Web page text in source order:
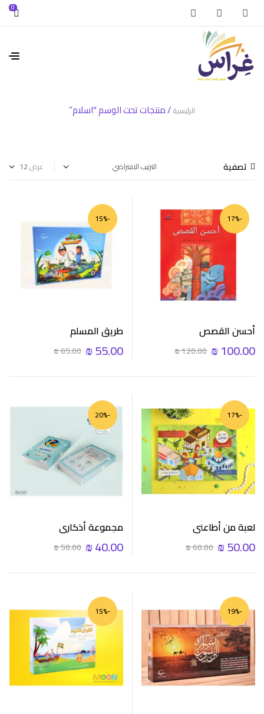
0
الرئيسية/ منتجات تحت الوسم “اسلام”
تصفية عرض
-17%
أحسن القصص
₪120.00 ₪100.00
-15%
طريق المسلم
₪65.00 ₪55.00
-17%
لعبة من أطاعني
₪60.00 ₪50.00
-20%
مجموعة أذكاري
₪50.00 ₪40.00
-19%
-15%